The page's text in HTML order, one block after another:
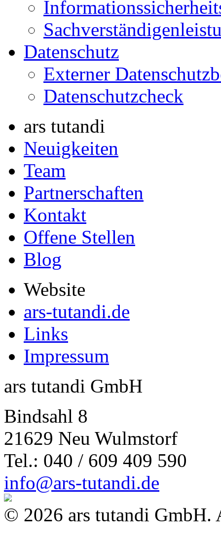
Datenschutz
Externer
Datenschutzcheck
ars tutandi
Neuigkeiten
Team
Partnerschaften
Kontakt
Offene Stellen
Blog
Website
ars-tutandi.de
Links
Impressum
ars tutandi GmbH
Bindsahl 8
21629 Neu Wulmstorf
Tel.: 040 / 609 409 590
info@ars-tutandi.de
© 2026 ars tutandi GmbH.